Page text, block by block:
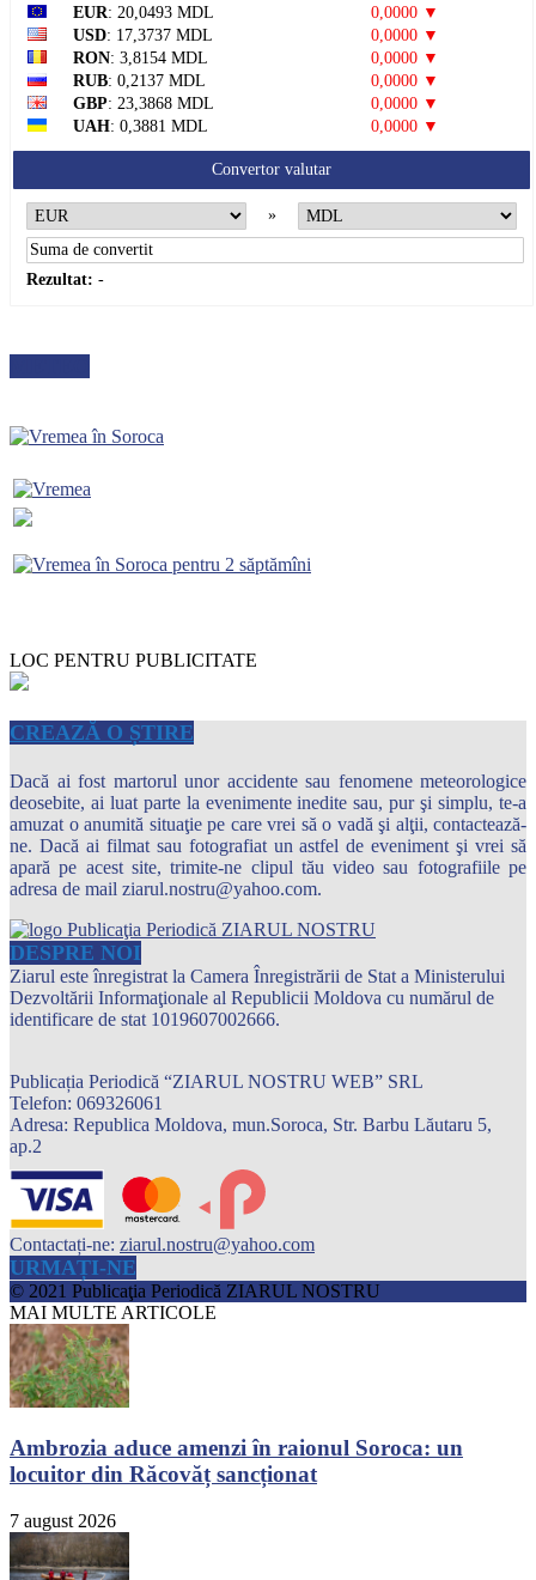
EUR: 20,0493 MDL
0,0000 ▼
USD: 17,3737 MDL
0,0000 ▼
RON: 3,8154 MDL
0,0000 ▼
RUB: 0,2137 MDL
0,0000 ▼
GBP: 23,3868 MDL
0,0000 ▼
UAH: 0,3881 MDL 0,0000 ▼
Convertor valutar
»
Rezultat: -
LOC PENTRU PUBLICITATE
CREAZĂ O ȘTIRE
Dacă ai fost martorul unor accidente sau fenomene meteorologice
deosebite, ai luat parte la evenimente inedite sau, pur şi simplu, te-a
amuzat o anumită situaţie pe care vrei să o vadă şi alţii, contactează-
ne. Dacă ai filmat sau fotografiat un astfel de eveniment şi vrei să
apară pe acest site, trimite-ne clipul tău video sau fotografiile pe
adresa de mail ziarul.nostru@yahoo.com.
DESPRE NOI
Ziarul este înregistrat la Camera Înregistrării de Stat a Ministerului
Dezvoltării Informaţionale al Republicii Moldova cu numărul de
identificare de stat 1019607002666.
Publicația Periodică “ZIARUL NOSTRU WEB” SRL
Telefon: 069326061
Adresa: Republica Moldova, mun.Soroca, Str. Barbu Lăutaru 5,
ap.2
Contactați-ne: ziarul.nostru@yahoo.com
URMAȚI-NE
© 2021 Publicaţia Periodică ZIARUL NOSTRU
MAI MULTE ARTICOLE
Ambrozia aduce amenzi în raionul Soroca: un
locuitor din Răcovăț sancționat
7 august 2026